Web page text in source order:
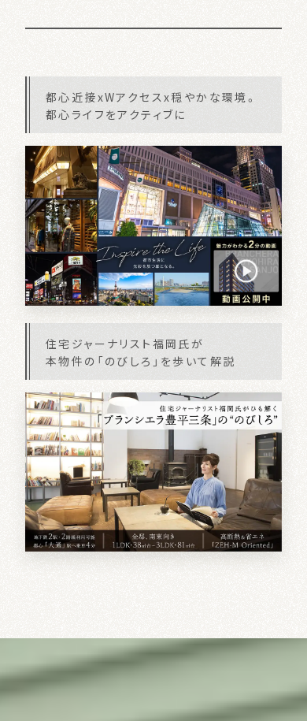
都心近接xWアクセスx穏やかな環境。
都心ライフをアクティブに
住宅ジャーナリスト福岡氏が
本物件の「のびしろ」を歩いて解説